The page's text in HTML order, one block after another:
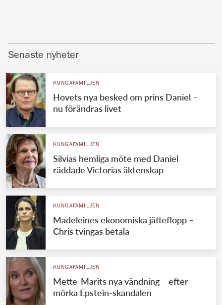
Senaste nyheter
KUNGAFAMILJEN
Hovets nya besked om prins Daniel –
nu förändras livet
KUNGAFAMILJEN
Silvias hemliga möte med Daniel
räddade Victorias äktenskap
KUNGAFAMILJEN
Madeleines ekonomiska jätteflopp –
Chris tvingas betala
KUNGAFAMILJEN
Mette-Marits nya vändning – efter
mörka Epstein-skandalen